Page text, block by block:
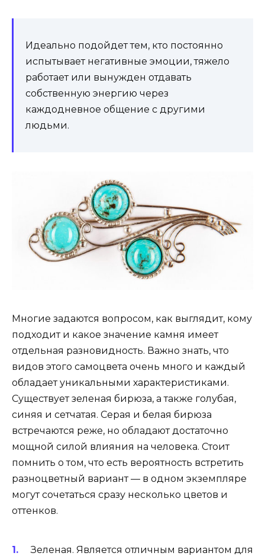
Идеально подойдет тем, кто постоянно
испытывает негативные эмоции, тяжело
работает или вынужден отдавать
собственную энергию через
каждодневное общение с другими
людьми.
Многие задаются вопросом, как выглядит, кому
подходит и какое значение камня имеет
отдельная разновидность. Важно знать, что
видов этого самоцвета очень много и каждый
обладает уникальными характеристиками.
Существует зеленая бирюза, а также голубая,
синяя и сетчатая. Серая и белая бирюза
встречаются реже, но обладают достаточно
мощной силой влияния на человека. Стоит
помнить о том, что есть вероятность встретить
разноцветный вариант — в одном экземпляре
могут сочетаться сразу несколько цветов и
оттенков.
Зеленая. Является отличным вариантом для